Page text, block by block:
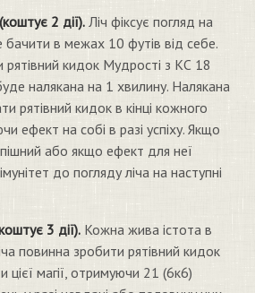
2 дії). Ліч фіксує погляд на
бачити в межах 10 футів від себе.
рятівний кидок Мудрості з КС 18
налякана на 1 хвилину. Налякана
рятівний кидок в кінці кожного
ефект на собі в разі успіху. Якщо
або якщо ефект для неї
до погляду ліча на наступні
3 дії). Кожна жива істота в
повинна зробити рятівний кидок
магії, отримуючи 21 (6к6)